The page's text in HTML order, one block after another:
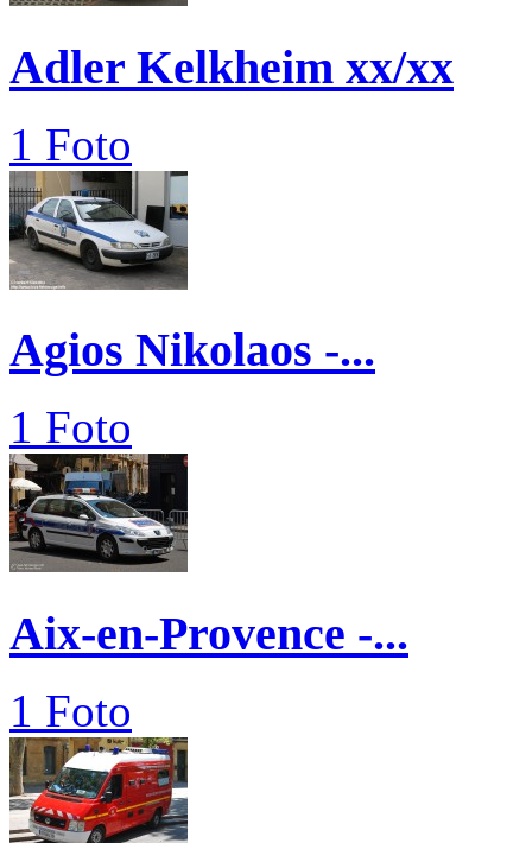
Adler Kelkheim xx/xx
1 Foto
Agios Nikolaos -...
1 Foto
Aix-en-Provence -...
1 Foto